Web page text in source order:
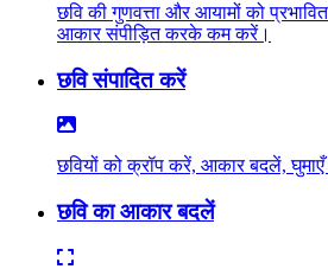
छवि की गुणवत्ता और आयामों को
आकार संपीड़ित करके कम करें।
छवि संपादित करें
छवियों को क्रॉप करें, आकार बदलें,
छवि का आकार बदलें